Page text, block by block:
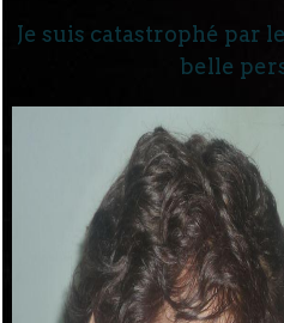
Je suis catastrophé par
belle